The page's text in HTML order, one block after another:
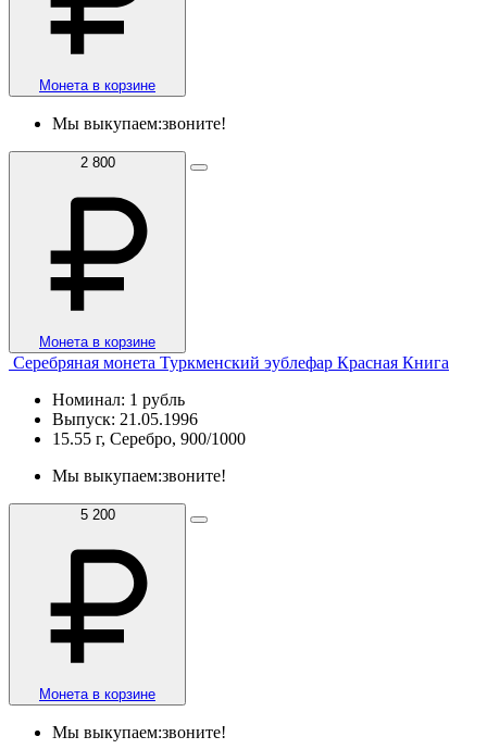
Монета в корзине
Мы выкупаем:звоните!
2 800
Монета в корзине
Серебряная монета Туркменский эублефар Красная Книга
Номинал: 1 рубль
Выпуск: 21.05.1996
15.55 г, Серебро, 900/1000
Мы выкупаем:звоните!
5 200
Монета в корзине
Мы выкупаем:звоните!